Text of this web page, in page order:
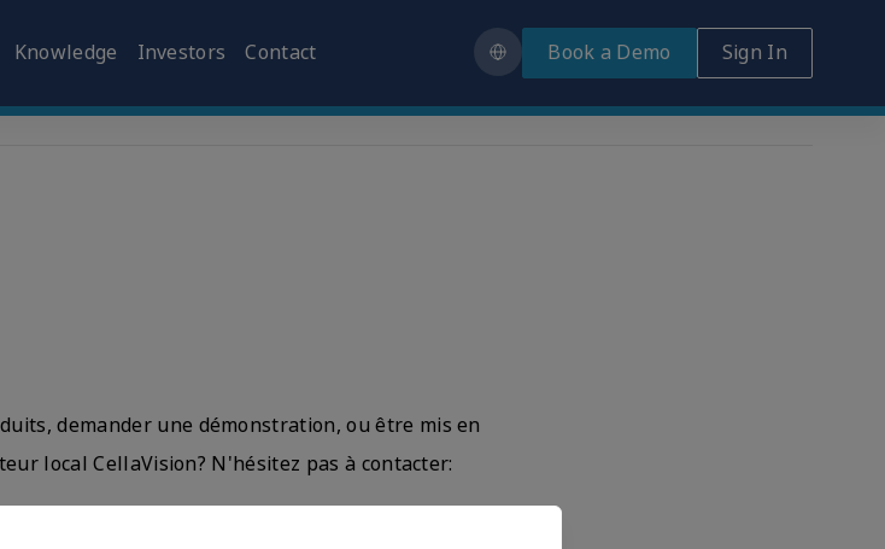
Knowledge Investors Contact Book a Demo Sign In
demander une démonstration, ou être mis en
local CellaVision? N'hésitez pas à contacter: